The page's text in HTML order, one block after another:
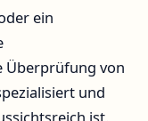
ein
Überprüfung von
und